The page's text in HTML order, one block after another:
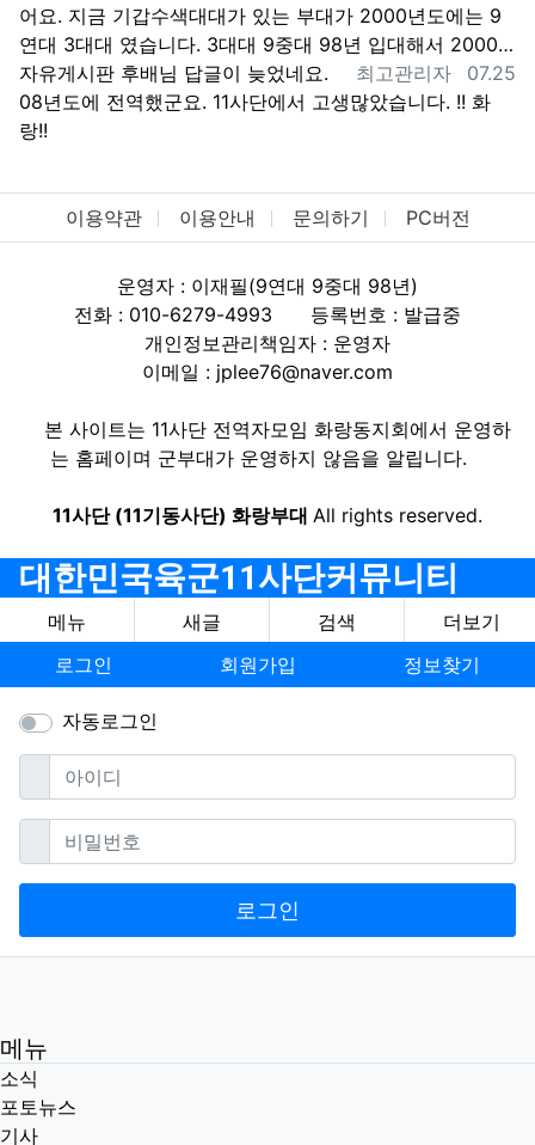
어요. 지금 기갑수색대대가 있는 부대가 2000년도에는 9
연대 3대대 였습니다. 3대대 9중대 98년 입대해서 2000…
등록자
최고관리자 등록일
07.25
자유게시판 후배님 답글이 늦었네요.
08년도에 전역했군요. 11사단에서 고생많았습니다. !! 화
랑!!
이용약관 이용안내 문의하기 PC버전
운영자 : 이재필(9연대 9중대 98년)
전화 : 010-6279-4993
등록번호 : 발급중
개인정보관리책임자 : 운영자
이메일 : jplee76@naver.com
본 사이트는 11사단 전역자모임 화랑동지회에서 운영하
는 홈페이며 군부대가 운영하지 않음을 알립니다.
11사단 (11기동사단) 화랑부대 All rights reserved.
대한민국육군11사단커뮤니티
메뉴 새글 검색
더보기
로그인
회원가입 정보찾기
자동로그인
아이디필수
비밀번호필수
로그인
메뉴
소식
포토뉴스
기사